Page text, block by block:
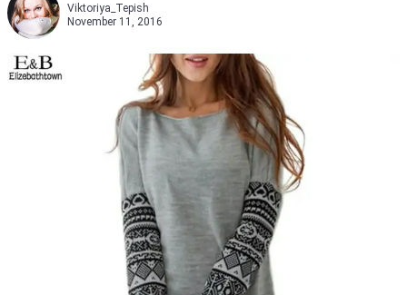
Viktoriya_Tepish
November 11, 2016